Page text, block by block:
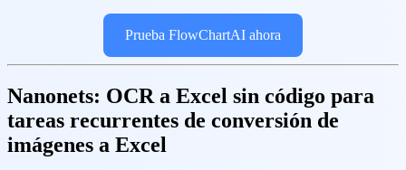
Prueba FlowChartAI ahora
Nanonets: OCR a Excel sin código para
tareas recurrentes de conversión de
imágenes a Excel